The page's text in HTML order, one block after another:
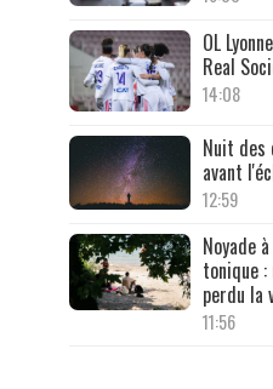
OL
Real
14:08
Nuit des
avant
12:59
Noyade
tonique :
perdu la
11:56